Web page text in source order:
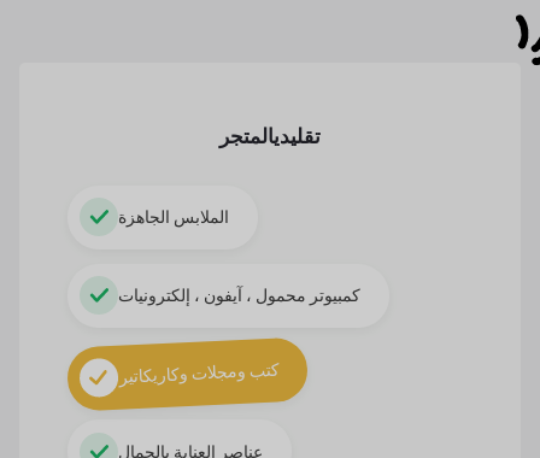
تقليديالمتجر
الملابس الجاهزة
كمبيوتر محمول ، آيفون ، إلكترونيات
كتب ومجلات وكاريكاتير
عناصر العناية بالجمال